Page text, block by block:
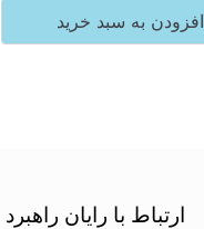
افزودن به سبد خرید
ارتباط با رایان راهبرد